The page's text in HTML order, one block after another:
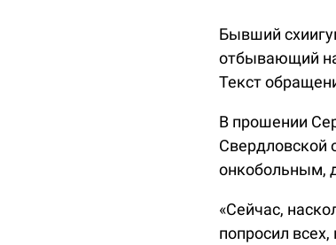
Бывший
отбывающий
Текст
В прошении
Свердловской
онкобольным,
«Сейчас,
попросил